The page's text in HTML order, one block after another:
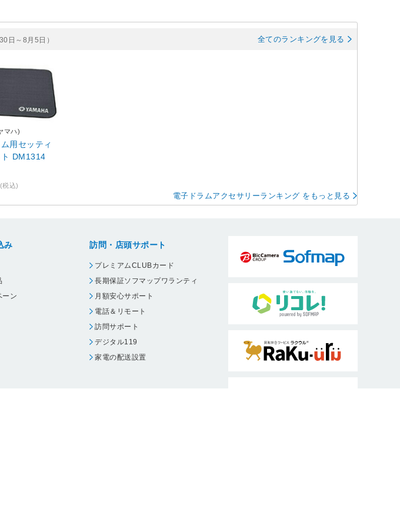
日～8月5日） 全てのランキングを見る
マハ)
用セッティ
ト DM1314
(税込)
電子ドラムアクセサリーランキング をもっと見る
み
ーン
訪問・店頭サポート
プレミアムCLUBカード
長期保証ソフマップワランティ
月額安心サポート
電話＆リモート
訪問サポート
デジタル119
家電の配送設置